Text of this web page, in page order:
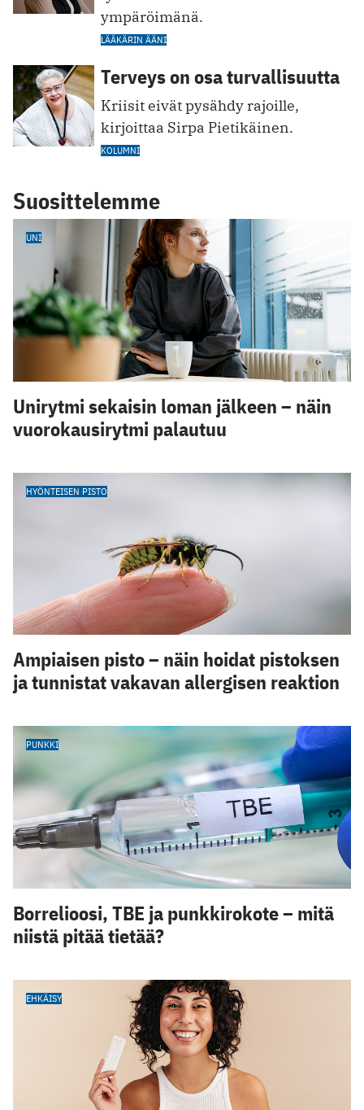
ympäröimänä.
LÄÄKÄRIN ÄÄNI
Terveys on osa turvallisuutta
Kriisit eivät pysähdy rajoille,
kirjoittaa Sirpa Pietikäinen.
KOLUMNI
Suosittelemme
UNI
Unirytmi sekaisin loman jälkeen – näin
vuorokausirytmi palautuu
HYÖNTEISEN PISTO
Ampiaisen pisto – näin hoidat pistoksen
ja tunnistat vakavan allergisen reaktion
PUNKKI
Borrelioosi, TBE ja punkkirokote – mitä
niistä pitää tietää?
EHKÄISY